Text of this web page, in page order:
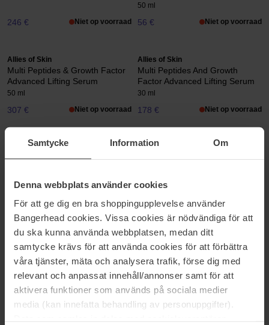
Samtycke Information Om
Denna webbplats använder cookies
För att ge dig en bra shoppingupplevelse använder
Bangerhead cookies. Vissa cookies är nödvändiga för att
du ska kunna använda webbplatsen, medan ditt
samtycke krävs för att använda cookies för att förbättra
våra tjänster, mäta och analysera trafik, förse dig med
relevant och anpassat innehåll/annonser samt för att
aktivera funktioner som används på sociala medier
media (kan innefatta behandling av personuppgifter).
246 € Niet op voorraad
50 ml
56 € Niet op voorraad
Allies of Skin
Multi Peptides & Growth Factor
Advanced Lifting Serum
50 ml
307 € Niet op voorraad
Allies of Skin
Multi Peptides And Growth
Factor Advanced Lifting Serum
30 ml
178 € Niet op voorraad
Allies of Skin
Peptide And Ceramide Repair
4 g
24 € Niet op voorraad
Allies of Skin
Peptides & Antioxidants
154 € Niet op voorraad
Allies of Skin
Peptides And Omegas Firming
Eye Cream
15 ml
80 € Niet op voorraad
Allies of Skin
Rhassoul & BHA Antioxidants
Purifying Mask
50 ml
73 €